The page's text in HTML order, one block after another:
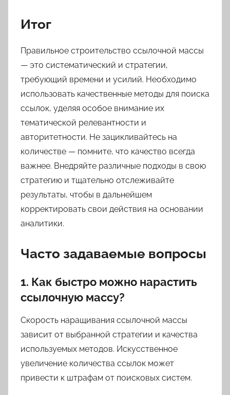
Итог
Правильное строительство ссылочной массы
— это систематический и стратегии,
требующий времени и усилий. Необходимо
использовать качественные методы для поиска
ссылок, уделяя особое внимание их
тематической релевантности и
авторитетности. Не зацикливайтесь на
количестве — помните, что качество всегда
важнее. Внедряйте различные подходы в свою
стратегию и тщательно отслеживайте
результаты, чтобы в дальнейшем
корректировать свои действия на основании
аналитики.
Часто задаваемые вопросы
1. Как быстро можно нарастить
ссылочную массу?
Скорость наращивания ссылочной массы
зависит от выбранной стратегии и качества
используемых методов. Искусственное
увеличение количества ссылок может
привести к штрафам от поисковых систем.